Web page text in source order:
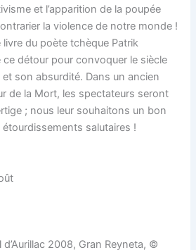
et l’apparition de la poupée
la violence de notre monde !
du poète tchèque Patrik
ce détour pour convoquer le siècle
son absurdité. Dans un ancien
de la Mort, les spectateurs seront
; nous leur souhaitons un bon
salutaires !
2008, Gran Reyneta, ©